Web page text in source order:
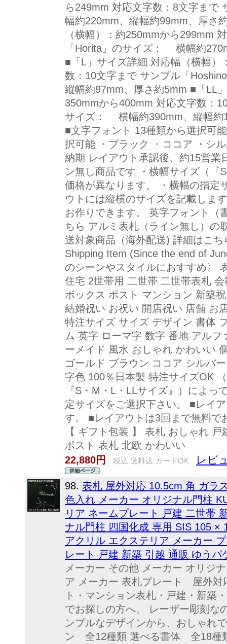
ら249mm 対応文字数：8文字ま
幅約220mm、縦幅約99mm、厚さ
（横幅）：約250mmから299mm
「Horita」のサイズ： 横幅約
■「L」サイズ詳細 対応幅（横幅
数：10文字まで サンプル「
縦幅約97mm、厚さ約5mm ■「LL
350mmから400mm 対応文字数：
サイズ： 横幅約390mm、縦幅約
■文字フォント 13種類から選択可
択可能 ・ブラック ・ココア ・シ
納期 レイアウト承認後、約15営業
ン無し商品です ・横幅サイズ（『
価格が異なります。 ・横幅の指定
ウトには縦横のサイズを記載しま
お作りできます。 英字フォント（
ちら アルミ表札（ライン無し）の
送対象商品（海外配送) 詳細はこ
Shipping Item (Since the end of
のシーンやスタイルにおすすめ〉
住宅 2世帯用 二世帯 二世帯表札
ボックス ポスト マンション 新築
結婚祝い お祝い 開店祝い 店舗 お
特注サイズ サイズ デザイン 書体
ム 英字 ローマ字 数字 番地 アル
ーメイド 風水 おしゃれ かわいい
ゴールド ブラウン ココア シルバ
字色 100％日本製 特注サイズOK
『S・M・L・LLサイズ』）によっ
定サイズをご選択下さい。 ■レイ
す。 ■レイアウトは3回まで無料で
【 ギフト包装 】 表札 おしゃれ
ポスト 表札 北欧 かわいい
22,880円
税込 送料込 カードOK レビ
98. 表札 屋外対応 10.5cm 角 ガラ
色入れ メーカー オリジナル門柱
リア ネームプレート 戸建 二世帯
ナル門柱 四国化成 専用 SIS 105 ×
アクリル エクステリア メーカー
レート 戸建 新築 引越 通販 ゆうパ
メーカー その他 メーカー オリジ
ア メーカー 表札プレート 屋外対
ト・マンション表札・戸建・新築
でお探しの方へ。 レーザー彫刻な
ンプルなデザインから、おしゃれ
ン 全12種類 選べる書体 全18種